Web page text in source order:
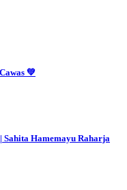
💚
Sahita Hamemayu Raharja